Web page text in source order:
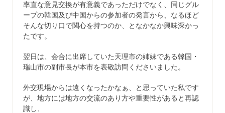
率直な意見交換が有意義であっただけでなく、同じグル
ープの韓国及び中国からの参加者の発言から、なるほど
そんな切り口で関心を持つのか、となかなか興味深かっ
たです。
翌日は、会合に出席していた天理市の姉妹である韓国・
瑞山市の副市長が本市を表敬訪問くださいました。
外交現場からは遠くなったかなぁ、と思っていた私です
が、地方には地方の交流のあり方や重要性があると再認
識し、